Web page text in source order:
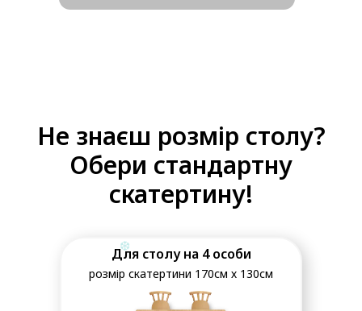
Не знаєш розмір столу?
Обери стандартну
скатертину!
Для столу на 4 особи
розмір скатертини 170см х 130см